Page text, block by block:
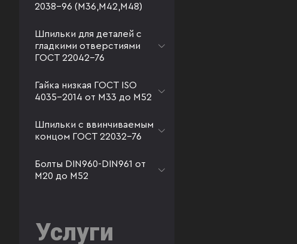
2038-96 (М36,М42,М48)
Шпильки для деталей с
гладкими отверстиями
ГОСТ 22042-76
Гайка низкая ГОСТ ISO
4035-2014 от М33 до М52
Шпильки с ввинчиваемым
концом ГОСТ 22032-76
Болты DIN960-DIN961 от
М20 до М52
Услуги